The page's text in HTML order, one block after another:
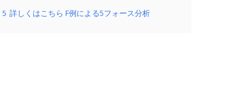
5 詳しくはこちら F例による5フォース分析